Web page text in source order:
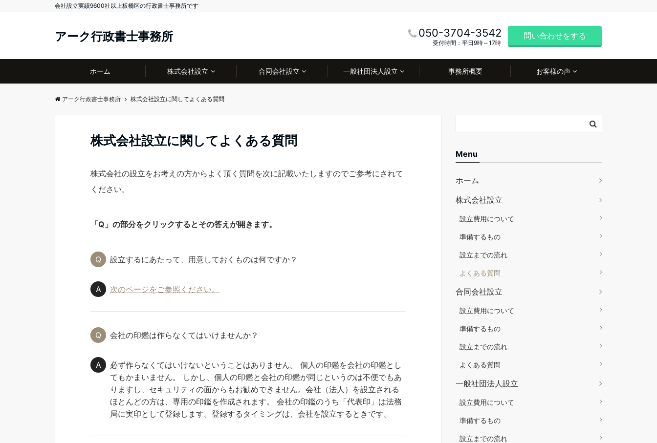
会社設立実績9600社以上板橋区の行政書士事務所です
アーク行政書士事務所 050-3704-3542
受付時間：平日9時～17時
問い合わせをする
ホーム 株式会社設立 合同会社設立 一般社団法人設立 事務所概要 お客様の声
アーク行政書士事務所 株式会社設立に関してよくある質問
株式会社設立に関してよくある質問
株式会社の設立をお考えの方からよく頂く質問を次に記載いたしますのでご参考にされて
ください。
「Q」の部分をクリックするとその答えが開きます。
設立するにあたって、用意しておくものは何ですか？
次のページをご参照ください。
会社の印鑑は作らなくてはいけませんか？
必ず作らなくてはいけないということはありません。 個人の印鑑を会社の印鑑とし
てもかまいません。 しかし、個人の印鑑と会社の印鑑が同じというのは不便でもあ
りますし、セキュリティの面からもお勧めできません。会社（法人）を設立される
ほとんどの方は、専用の印鑑を作成されます。 会社の印鑑のうち「代表印」は法務
局に実印として登録します。登録するタイミングは、会社を設立するときです。
Menu
ホーム
株式会社設立
設立費用について
準備するもの
設立までの流れ
よくある質問
合同会社設立
設立費用について
準備するもの
設立までの流れ
よくある質問
一般社団法人設立
設立費用について
準備するもの
設立までの流れ